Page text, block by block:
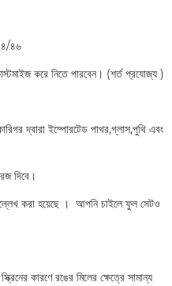
৪৬
করে নিতে পারবেন। (শর্ত প্রযোজ্য )
দ্বারা ইম্পোরটেড পাথর,গ্লাস,পুথি এবং
দিবে।
করা হয়েছে । আপনি চাইলে ফুল সেটও
কারণে রঙের মিলের ক্ষেত্রে সামান্য